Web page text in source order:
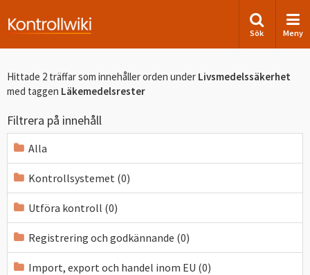
Sök Meny
Hittade 2 träffar som innehåller orden under Livsmedelssäkerhet
med taggen Läkemedelsrester
Filtrera på innehåll
Alla
Kontrollsystemet (0)
Utföra kontroll (0)
Registrering och godkännande (0)
Import, export och handel inom EU (0)